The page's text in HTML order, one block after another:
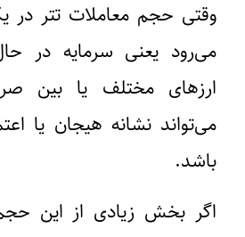
وقتی حجم معاملات تتر در
می‌رود یعنی سرمایه در
ارزهای مختلف یا بین
می‌تواند نشانه هیجان یا
باشد.
اگر بخش زیادی از این